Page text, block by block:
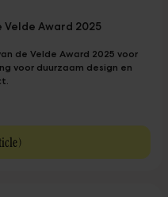
Velde Award 2025
de Velde Award 2025 voor
voor duurzaam design en
)